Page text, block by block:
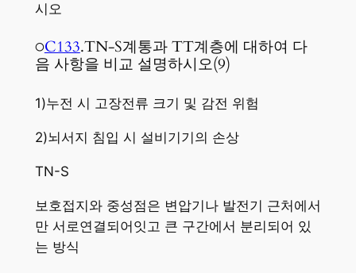
시오
○C133.TN-S계통과 TT계층에 대하여 다
음 사항을 비교 설명하시오(9)
1)누전 시 고장전류 크기 및 감전 위험
2)뇌서지 침입 시 설비기기의 손상
TN-S
보호접지와 중성점은 변압기나 발전기 근처에서
만 서로연결되어잇고 큰 구간에서 분리되어 있
는 방식